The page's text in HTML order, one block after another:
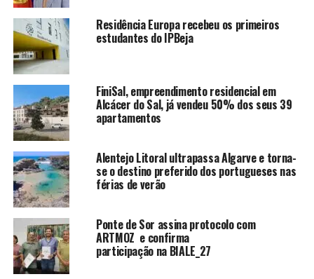
Residência Europa recebeu os primeiros
estudantes do IPBeja
FiniSal, empreendimento residencial em
Alcácer do Sal, já vendeu 50% dos seus 39
apartamentos
Alentejo Litoral ultrapassa Algarve e torna-
se o destino preferido dos portugueses nas
férias de verão
Ponte de Sor assina protocolo com
ARTMOZ e confirma
participação na BIALE_27